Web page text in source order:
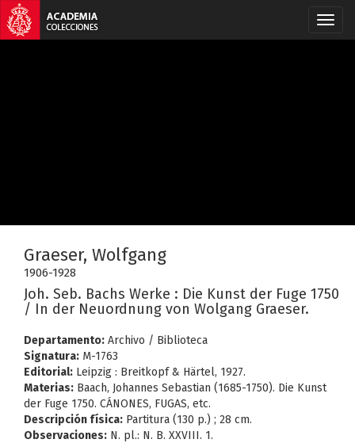
Graeser, Wolfgang
1906-1928
Joh. Seb. Bachs Werke : Die Kunst der Fuge 1750
/ In der Neuordnung von Wolgang Graeser.
Departamento: Archivo / Biblioteca
Signatura: M-1763
Editorial: Leipzig : Breitkopf & Härtel, 1927.
Materias: Baach, Johannes Sebastian (1685-1750). Die Kunst
der Fuge 1750. CÁNONES, FUGAS, etc.
Descripción física: Partitura (130 p.) ; 28 cm.
Observaciones: N. pl.: N. B. XXVIII. 1.